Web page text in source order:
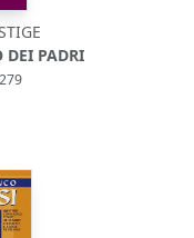
DEI PADRI